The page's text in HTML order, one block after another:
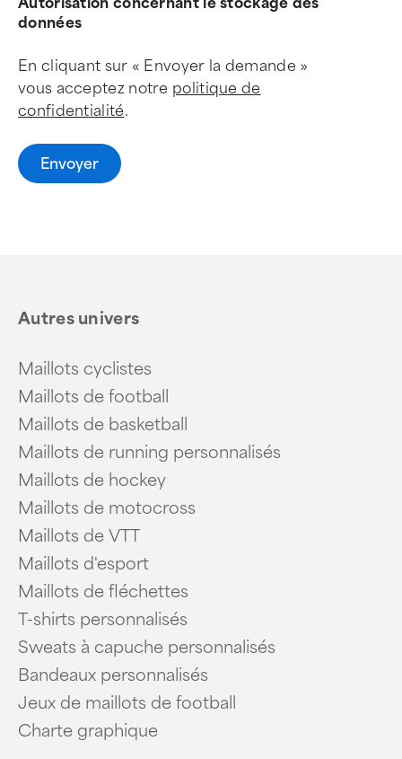
données
En cliquant sur « Envoyer la demande »
vous acceptez notre politique de
confidentialité.
Envoyer
Autres univers
Maillots cyclistes
Maillots de football
Maillots de basketball
Maillots de running personnalisés
Maillots de hockey
Maillots de motocross
Maillots de VTT
Maillots d'esport
Maillots de fléchettes
T-shirts personnalisés
Sweats à capuche personnalisés
Bandeaux personnalisés
Jeux de maillots de football
Charte graphique